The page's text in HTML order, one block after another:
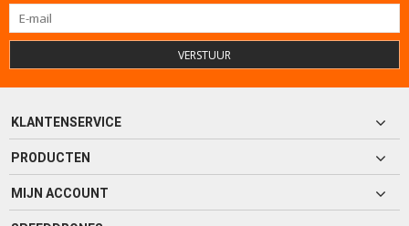
VERSTUUR
KLANTENSERVICE
PRODUCTEN
MIJN ACCOUNT